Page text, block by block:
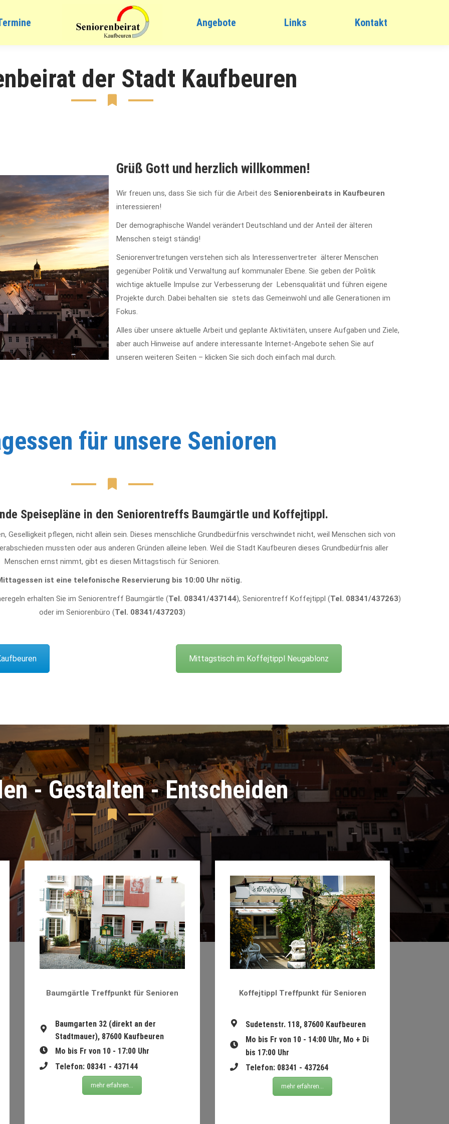
Angebote Links Kontakt
der Stadt Kaufbeuren
Grüß Gott und herzlich willkommen!
Wir freuen uns, dass Sie sich für die Arbeit des Seniorenbeirats in Kaufbeuren
interessieren!
Der demographische Wandel verändert Deutschland und der Anteil der älteren
Menschen steigt ständig!
Seniorenvertretungen verstehen sich als Interessenvertreter älterer Menschen
gegenüber Politik und Verwaltung auf kommunaler Ebene. Sie geben der Politik
wichtige aktuelle Impulse zur Verbesserung der Lebensqualität und führen eigene
Projekte durch. Dabei behalten sie stets das Gemeinwohl und alle Generationen im
Fokus.
Alles über unsere aktuelle Arbeit und geplante Aktivitäten, unsere Aufgaben und Ziele,
aber auch Hinweise auf andere interessante Internet-Angebote sehen Sie auf
unseren weiteren Seiten – klicken Sie sich doch einfach mal durch.
für unsere Senioren
Speisepläne in den Seniorentreffs Baumgärtle und Koffejtippl.
Geselligkeit pflegen, nicht allein sein. Dieses menschliche Grundbedürfnis verschwindet nicht, weil Menschen sich von
mussten oder aus anderen Gründen alleine leben. Weil die Stadt Kaufbeuren dieses Grundbedürfnis aller
Menschen ernst nimmt, gibt es diesen Mittagstisch für Senioren.
ist eine telefonische Reservierung bis 10:00 Uhr nötig.
erhalten Sie im Seniorentreff Baumgärtle (Tel. 08341/437144), Seniorentreff Koffejtippl (Tel. 08341/437263)
oder im Seniorenbüro (Tel. 08341/437203)
Mittagstisch im Koffejtippl Neugablonz
- Gestalten - Entscheiden
Baumgärtle Treffpunkt für Senioren
Baumgarten 32 (direkt an der
Stadtmauer), 87600 Kaufbeuren
Mo bis Fr von 10 - 17:00 Uhr
Telefon: 08341 - 437144
mehr erfahren...
Koffejtippl Treffpunkt für Senioren
Sudetenstr. 118, 87600 Kaufbeuren
Mo bis Fr von 10 - 14:00 Uhr, Mo + Di
bis 17:00 Uhr
Telefon: 08341 - 437264
mehr erfahren...